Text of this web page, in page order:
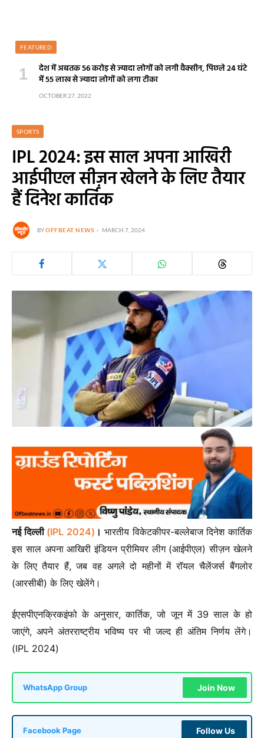
FEATURED
देश में अबतक 56 करोड़ से ज्यादा लोगों को लगी वैक्सीन, पिछले 24 घंटे
में 55 लाख से ज्यादा लोगों को लगा टीका
OCTOBER 27, 2022
SPORTS
IPL 2024: इस साल अपना आखिरी
आईपीएल सीज़न खेलने के लिए तैयार
हैं दिनेश कार्तिक
BYOFFBEAT NEWS MARCH 7, 2024
नई दिल्ली (IPL 2024) । भारतीय विकेटकीपर-बल्लेबाज दिनेश कार्तिक
इस साल अपना आखिरी इंडियन प्रीमियर लीग (आईपीएल) सीज़न खेलने
के लिए तैयार हैं, जब वह अगले दो महीनों में रॉयल चैलेंजर्स बैंगलोर
(आरसीबी) के लिए खेलेंगे।
ईएसपीएनक्रिकइंफो के अनुसार, कार्तिक, जो जून में 39 साल के हो
जाएंगे, अपने अंतरराष्ट्रीय भविष्य पर भी जल्द ही अंतिम निर्णय लेंगे।
(IPL 2024)
WhatsApp Group Join Now
Facebook Page Follow Us